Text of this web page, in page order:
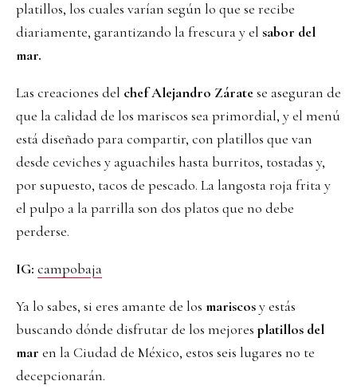
platillos, los cuales varían según lo que se recibe
diariamente, garantizando la frescura y el sabor del
mar.
Las creaciones del chef Alejandro Záratese aseguran de
que la calidad de los mariscos sea primordial, y el menú
está diseñado para compartir, con platillos que van
desde ceviches y aguachiles hasta burritos, tostadas y,
por supuesto, tacos de pescado. La langosta roja frita y
el pulpo a la parrilla son dos platos que no debe
perderse.
IG: campobaja
Ya lo sabes, si eres amante de los mariscosy estás
buscando dónde disfrutar de los mejoresplatillos del
mar en la Ciudad de México, estos seis lugares no te
decepcionarán.